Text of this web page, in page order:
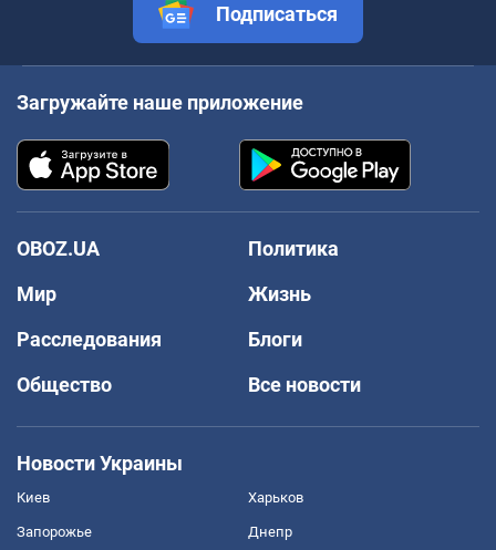
Подписаться
Загружайте наше приложение
OBOZ.UA
Политика
Мир
Жизнь
Расследования
Блоги
Общество
Все новости
Новости Украины
Киев Харьков
Запорожье Днепр